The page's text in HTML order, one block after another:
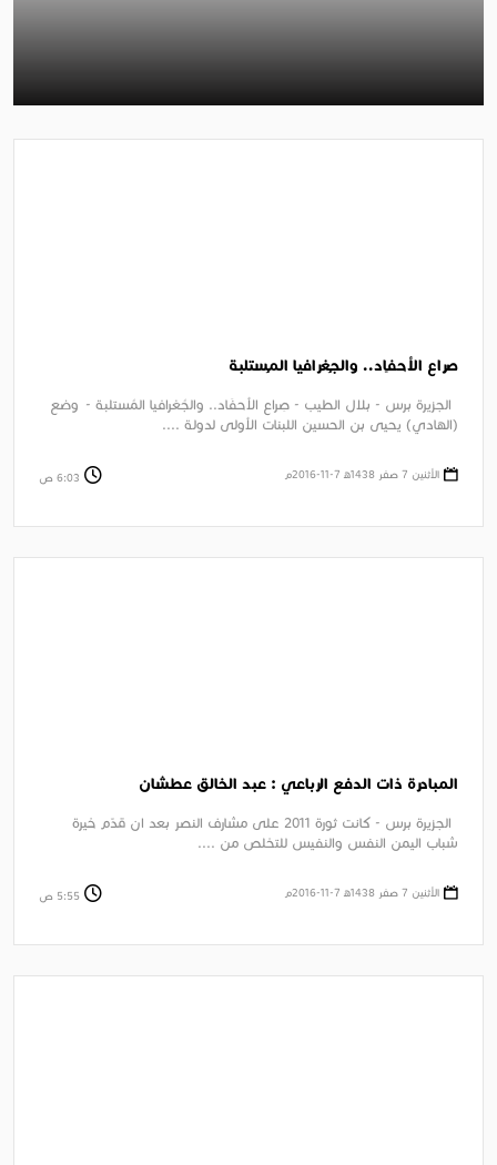
صِراع الأحفَاد.. والجُغرافيا المُستلبة
الجزيرة برس - بلال الطيب - صِراع الأحفَاد.. والجُغرافيا المُستلبة - وضع
(الهادي) يحيى بن الحسين اللبنات الأولى لدولة ....
الأثنين 7 صفر 1438ﻫ 7-11-2016م 6:03 ص
المبادرة ذات الدفع الرباعي : عبد الخالق عطشان
الجزيرة برس - كانت ثورة 2011 على مشارف النصر بعد ان قدّم خيرة
شباب اليمن النفس والنفيس للتخلص من ....
الأثنين 7 صفر 1438ﻫ 7-11-2016م 5:55 ص